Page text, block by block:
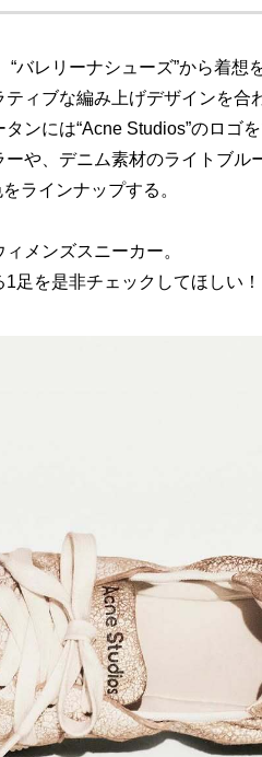
バレリーナシューズ”から着想
ィブな編み上げデザインを合
ンには“Acne Studios”のロゴ
や、デニム素材のライトブル
ラインナップする。
メンズスニーカー。
足を是非チェックしてほしい！